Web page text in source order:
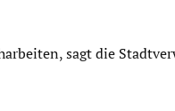
sagt die